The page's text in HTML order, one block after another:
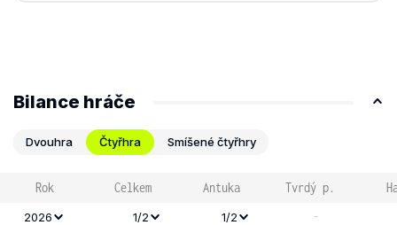
Bilance hráče
Dvouhra Čtyřhra Smíšené čtyřhry
Rok Celkem Antuka Tvrdý p.
2026 1/2 1/2 -